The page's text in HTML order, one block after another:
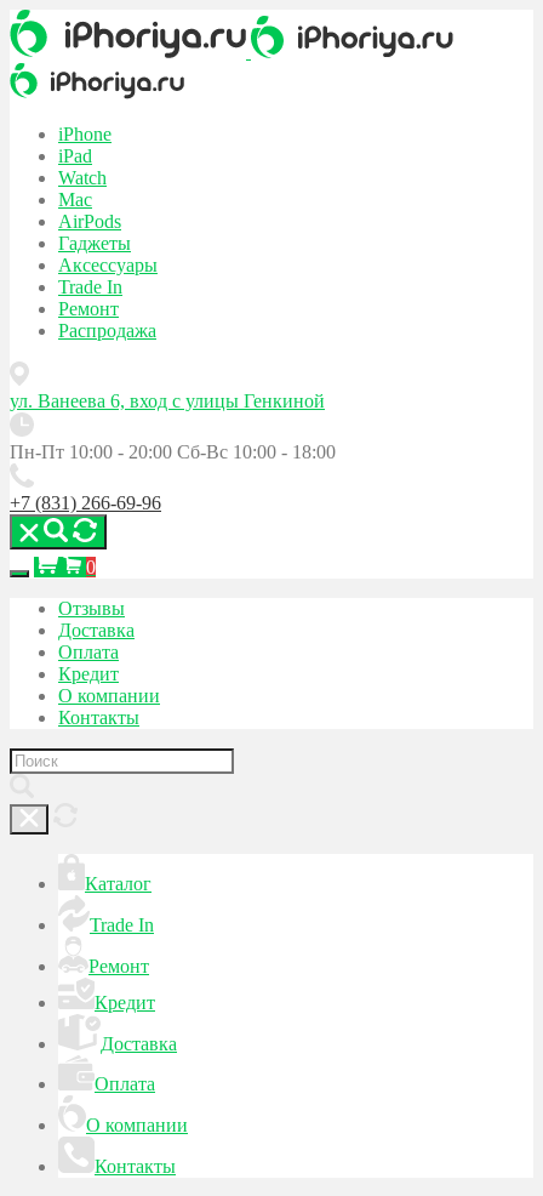
iPhone
iPad
Watch
Mac
AirPods
Гаджеты
Аксессуары
Trade In
Ремонт
Распродажа
ул. Ванеева 6, вход с улицы Генкиной
Пн-Пт 10:00 - 20:00 Сб-Вс 10:00 - 18:00
+7 (831) 266-69-96
0
Отзывы
Доставка
Оплата
Кредит
О компании
Контакты
Каталог
Trade In
Ремонт
Кредит
Доставка
Оплата
О компании
Контакты